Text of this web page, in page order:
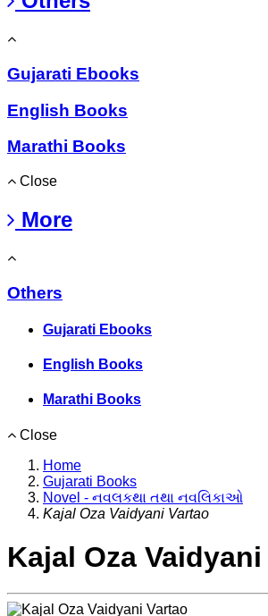
Gujarati Ebooks
English Books
Marathi Books
Close
More
Others
Gujarati Ebooks
English Books
Marathi Books
Close
Home
Gujarati Books
Novel - નવલકથા તથા નવલિકાઓ
Kajal Oza Vaidyani Vartao
Kajal Oza